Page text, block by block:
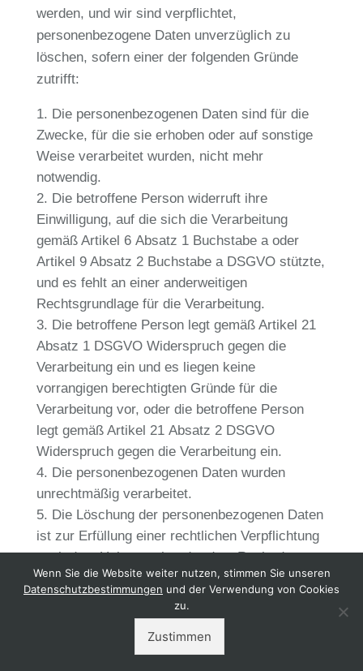
werden, und wir sind verpflichtet,
personenbezogene Daten unverzüglich zu
löschen, sofern einer der folgenden Gründe
zutrifft:
Die personenbezogenen Daten sind für die
Zwecke, für die sie erhoben oder auf sonstige
Weise verarbeitet wurden, nicht mehr
notwendig.
Die betroffene Person widerruft ihre
Einwilligung, auf die sich die Verarbeitung
gemäß Artikel 6 Absatz 1 Buchstabe a oder
Artikel 9 Absatz 2 Buchstabe a DSGVO stützte,
und es fehlt an einer anderweitigen
Rechtsgrundlage für die Verarbeitung.
Die betroffene Person legt gemäß Artikel 21
Absatz 1 DSGVO Widerspruch gegen die
Verarbeitung ein und es liegen keine
vorrangigen berechtigten Gründe für die
Verarbeitung vor, oder die betroffene Person
legt gemäß Artikel 21 Absatz 2 DSGVO
Widerspruch gegen die Verarbeitung ein.
Die personenbezogenen Daten wurden
unrechtmäßig verarbeitet.
Die Löschung der personenbezogenen Daten
ist zur Erfüllung einer rechtlichen Verpflichtung
nach dem Unionsrecht oder dem Recht der
Mitgliedstaaten erforderlich, dem der
Verantwortliche unterliegt.
Die personenbezogenen Daten wurden in
Bezug auf angebotene Dienste der
Wenn Sie die Website weiter nutzen, stimmen Sie unseren
Datenschutzbestimmungen und der Verwendung von Cookies
zu.
Zustimmen